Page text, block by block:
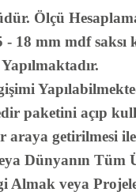
Ölçü
- 18 mm mdf saksı
paketini açıp
getirilmesi
Dünyanın Tüm
Almak veya